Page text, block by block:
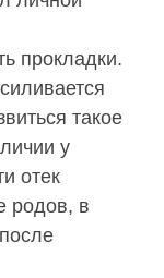
прокладки.
такое
у
отек
родов, в